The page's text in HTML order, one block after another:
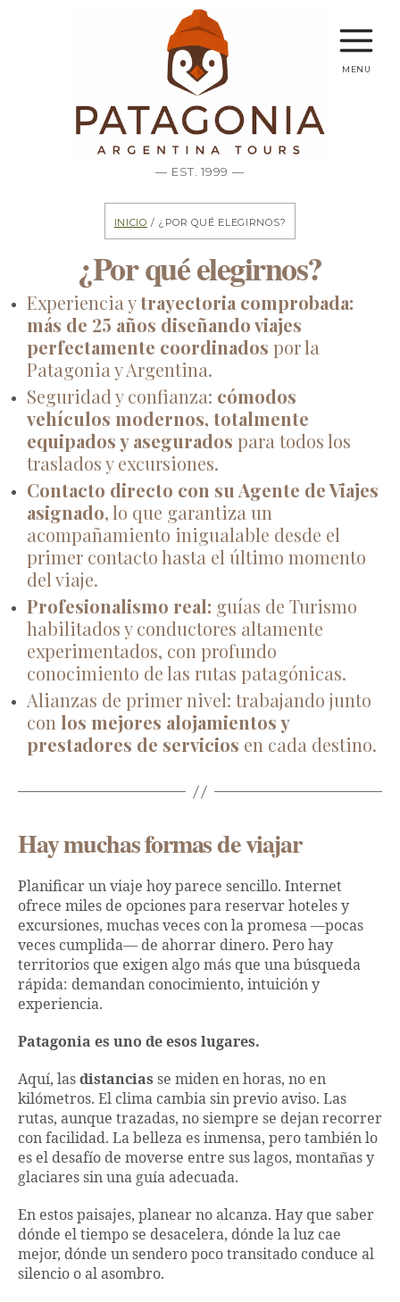
— EST. 1999 —
menu
Inicio / ¿Por qué elegirnos?
¿Por qué elegirnos?
Experiencia ytrayectoria comprobada:
más de 25 años diseñando viajes
perfectamente coordinados por la
Patagonia y Argentina.
Seguridad y confianza: cómodos
vehículos modernos, totalmente
equipados y asegurados para todos los
traslados y excursiones.
Contacto directo con su Agente de Viajes
asignado, lo que garantiza un
acompañamiento inigualable desde el
primer contacto hasta el último momento
del viaje.
Profesionalismo real: guías de Turismo
habilitados y conductores altamente
experimentados, con profundo
conocimiento de las rutas patagónicas.
Alianzas de primer nivel: trabajando junto
con los mejores alojamientos y
prestadores de servicios en cada destino.
Hay muchas formas de viajar
Planificar un viaje hoy parece sencillo. Internet
ofrece miles de opciones para reservar hoteles y
excursiones, muchas veces con la promesa —pocas
veces cumplida— de ahorrar dinero. Pero hay
territorios que exigen algo más que una búsqueda
rápida: demandan conocimiento, intuición y
experiencia.
Patagonia es uno de esos lugares.
Aquí, las distancias se miden en horas, no en
kilómetros. El clima cambia sin previo aviso. Las
rutas, aunque trazadas, no siempre se dejan recorrer
con facilidad. La belleza es inmensa, pero también lo
es el desafío de moverse entre sus lagos, montañas y
glaciares sin una guía adecuada.
En estos paisajes, planear no alcanza. Hay que saber
dónde el tiempo se desacelera, dónde la luz cae
mejor, dónde un sendero poco transitado conduce al
silencio o al asombro.